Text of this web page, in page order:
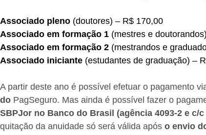
Associado pleno (doutores) – R$ 170,00
Associado em formação 1 (mestres e
Associado em formação 2 (mestrandos e
Associado iniciante (estudantes de graduação) –
A partir deste ano é possível efetuar o pagamento
do PagSeguro. Mas ainda é possível fazer o
SBPJor no Banco do Brasil (agência 4093-2 e c/c
quitação da anuidade só será válida após o envio